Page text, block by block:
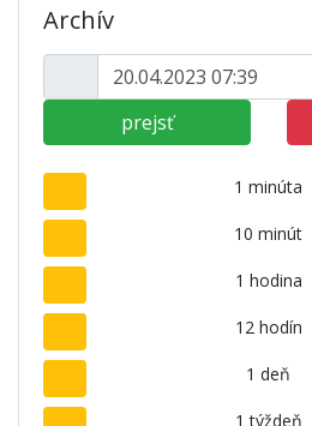
Archív
prejsť
1 minúta
10 minút
1 hodina
12 hodín
1 deň
1 týždeň